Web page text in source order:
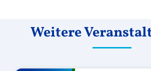
Weitere